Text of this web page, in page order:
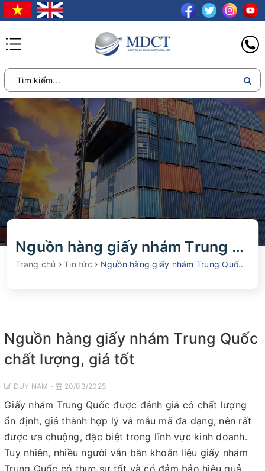
Nguồn hàng giấy nhám Trung Quốc chất lượng, giá tốt
Trang chủ Tin tức Nguồn hàng giấy nhám Trung Quốc chất lượng, giá tốt
Nguồn hàng giấy nhám Trung Quốc
chất lượng, giá tốt
DUY NAM - 20/03/2025
Giấy nhám Trung Quốc được đánh giá có chất lượng
ổn định, giá thành hợp lý và mẫu mã đa dạng, nên rất
được ưa chuộng, đặc biệt trong lĩnh vực kinh doanh.
Tuy nhiên, nhiều người vẫn băn khoăn liệu giấy nhám
Trung Quốc có thực sự tốt và có đảm bảo hiệu quả